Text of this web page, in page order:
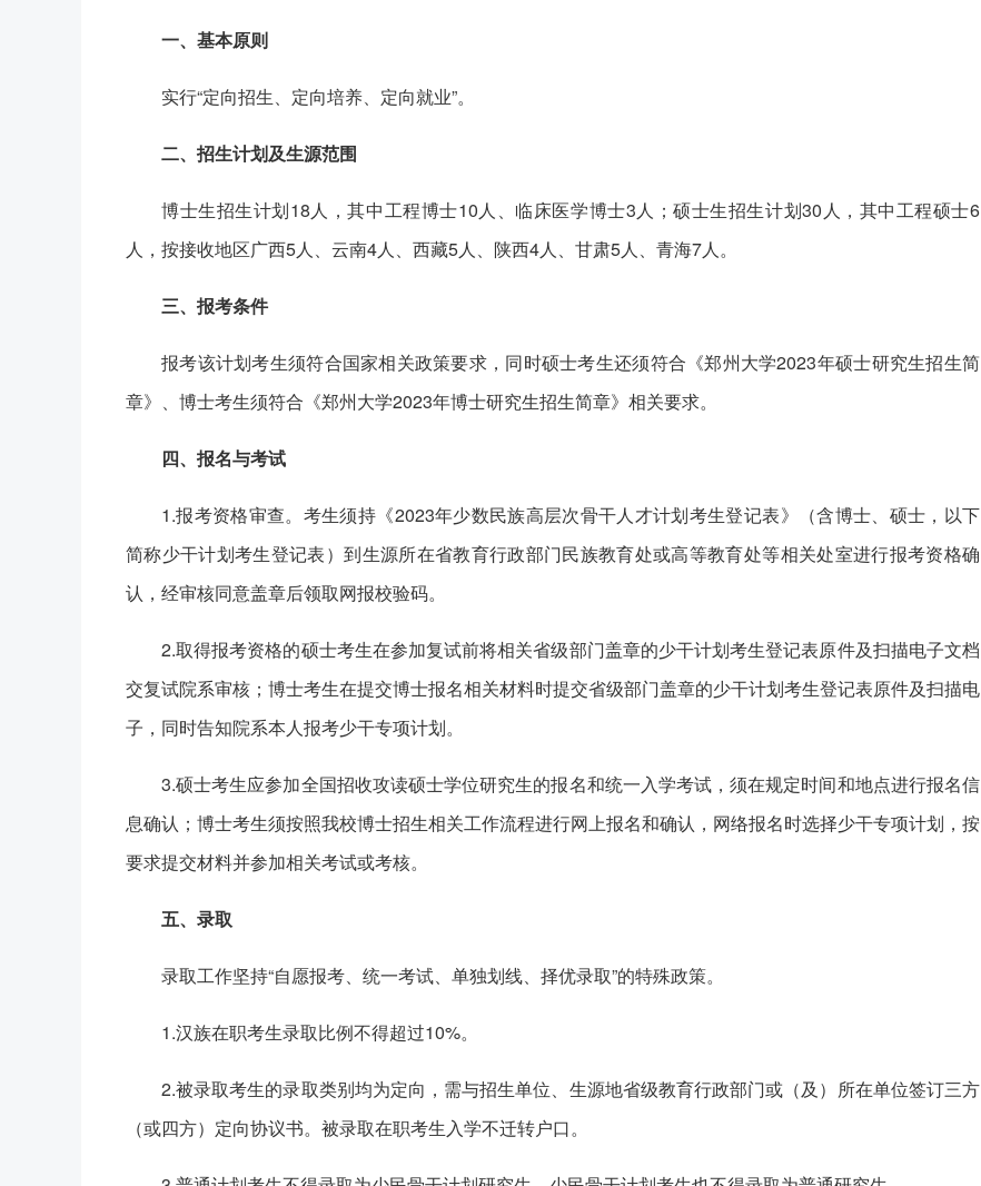
一、基本原则
实行“定向招生、定向培养、定向就业”。
二、招生计划及生源范围
博士生招生计划18人，其中工程博士10人、临床医学博士3人；硕士生招生计划30人，其中工程硕士6
人，按接收地区广西5人、云南4人、西藏5人、陕西4人、甘肃5人、青海7人。
三、报考条件
报考该计划考生须符合国家相关政策要求，同时硕士考生还须符合《郑州大学2023年硕士研究生招生简
章》、博士考生须符合《郑州大学2023年博士研究生招生简章》相关要求。
四、报名与考试
1.报考资格审查。考生须持《2023年少数民族高层次骨干人才计划考生登记表》（含博士、硕士，以下
简称少干计划考生登记表）到生源所在省教育行政部门民族教育处或高等教育处等相关处室进行报考资格确
认，经审核同意盖章后领取网报校验码。
2.取得报考资格的硕士考生在参加复试前将相关省级部门盖章的少干计划考生登记表原件及扫描电子文档
交复试院系审核；博士考生在提交博士报名相关材料时提交省级部门盖章的少干计划考生登记表原件及扫描电
子，同时告知院系本人报考少干专项计划。
3.硕士考生应参加全国招收攻读硕士学位研究生的报名和统一入学考试，须在规定时间和地点进行报名信
息确认；博士考生须按照我校博士招生相关工作流程进行网上报名和确认，网络报名时选择少干专项计划，按
要求提交材料并参加相关考试或考核。
五、录取
录取工作坚持“自愿报考、统一考试、单独划线、择优录取”的特殊政策。
1.汉族在职考生录取比例不得超过10%。
2.被录取考生的录取类别均为定向，需与招生单位、生源地省级教育行政部门或（及）所在单位签订三方
（或四方）定向协议书。被录取在职考生入学不迁转户口。